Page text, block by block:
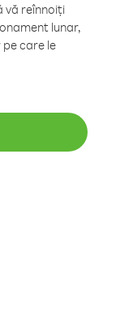
vă reînnoiți
lunar,
care le